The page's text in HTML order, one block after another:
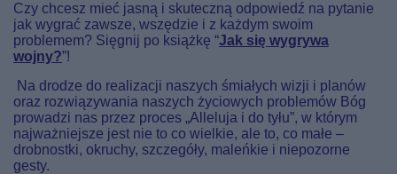
Czy chcesz mieć jasną i skuteczną odpowiedź na pytanie
jak wygrać zawsze, wszędzie i z każdym swoim
problemem? Sięgnij po książkę “Jak się wygrywa
wojny?”!
Na drodze do realizacji naszych śmiałych wizji i planów
oraz rozwiązywania naszych życiowych problemów Bóg
prowadzi nas przez proces „Alleluja i do tyłu”, w którym
najważniejsze jest nie to co wielkie, ale to, co małe –
drobnostki, okruchy, szczegóły, maleńkie i niepozorne
gesty.